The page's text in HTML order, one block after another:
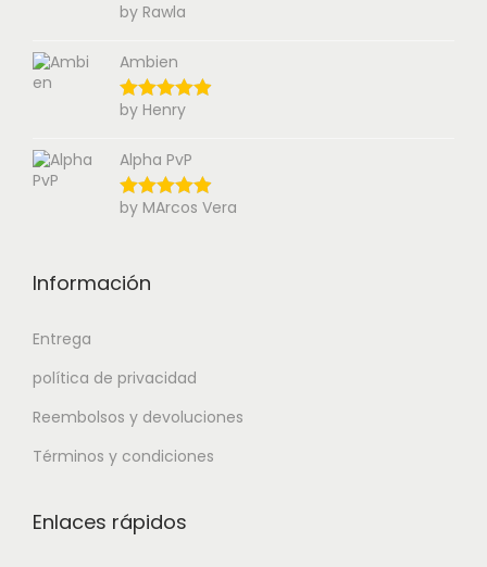
by Rawla
Ambien
by Henry
Alpha PvP
by MArcos Vera
Información
Entrega
política de privacidad
Reembolsos y devoluciones
Términos y condiciones
Enlaces rápidos